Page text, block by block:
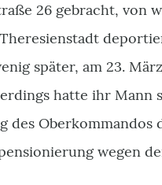
26 gebracht, von
später, am 23.
hatte ihr Mann
des
wegen